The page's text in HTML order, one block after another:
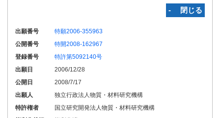
‐ 閉じる
出願番号
特願2006-355963
公開番号
特開2008-162967
登録番号
特許第5092140号
出願日
2006/12/28
公開日
2008/7/17
出願人
独立行政法人物質・材料研究機構
特許権者
国立研究開発法人物質・材料研究機構